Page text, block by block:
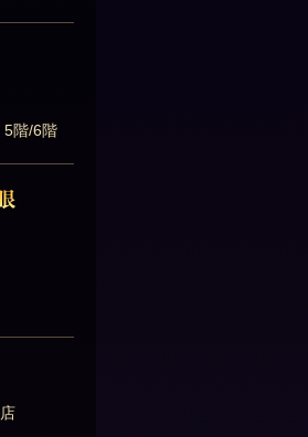
5階/6階